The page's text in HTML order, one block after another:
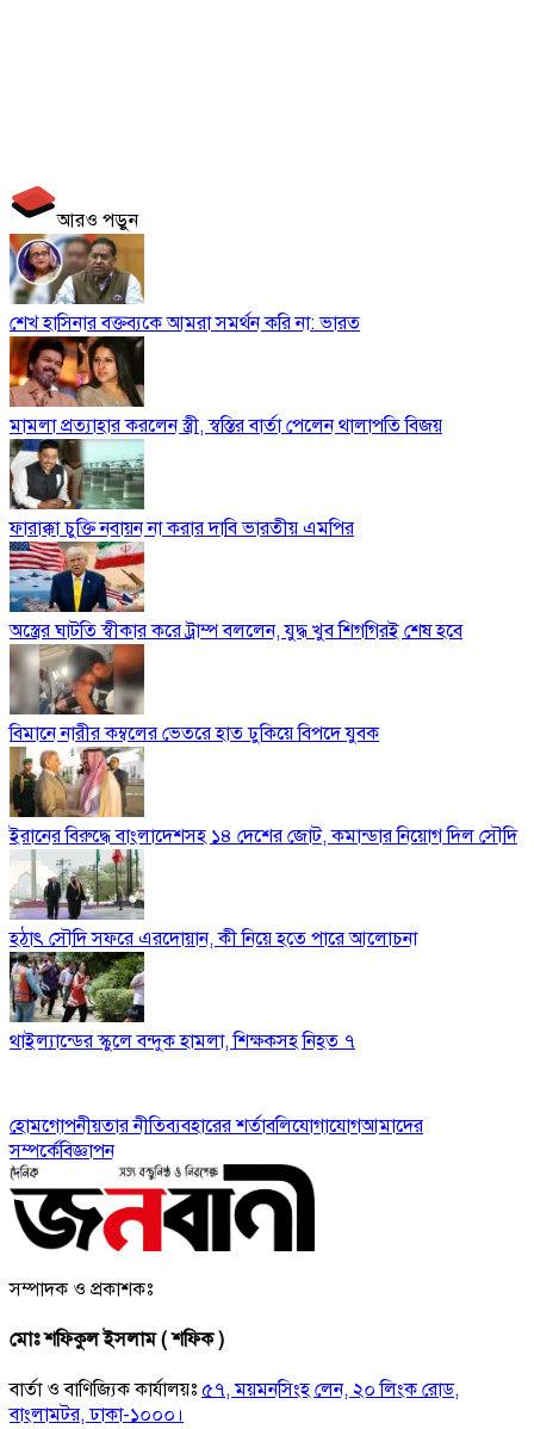
আরও পড়ুন
শেখ হাসিনার বক্তব্যকে আমরা সমর্থন করি না: ভারত
মামলা প্রত্যাহার করলেন স্ত্রী, স্বস্তির বার্তা পেলেন থালাপতি বিজয়
ফারাক্কা চুক্তি নবায়ন না করার দাবি ভারতীয় এমপির
অস্ত্রের ঘাটতি স্বীকার করে ট্রাম্প বললেন, যুদ্ধ খুব শিগগিরই শেষ হবে
বিমানে নারীর কম্বলের ভেতরে হাত ঢুকিয়ে বিপদে যুবক
ইরানের বিরুদ্ধে বাংলাদেশসহ ১৪ দেশের জোট, কমান্ডার নিয়োগ দিল সৌদি
হঠাৎ সৌদি সফরে এরদোয়ান, কী নিয়ে হতে পারে আলোচনা
থাইল্যান্ডের স্কুলে বন্দুক হামলা, শিক্ষকসহ নিহত ৭
হোমগোপনীয়তার নীতিব্যবহারের শর্তাবলিযোগাযোগআমাদের
সম্পর্কেবিজ্ঞাপন
সম্পাদক ও প্রকাশকঃ
মোঃ শফিকুল ইসলাম ( শফিক )
বার্তা ও বাণিজ্যিক কার্যালয়ঃ ৫৭, ময়মনসিংহ লেন, ২০ লিংক রোড,
বাংলামটর, ঢাকা-১০০০।